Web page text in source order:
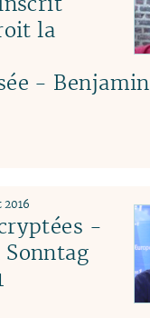
la
- Benjamin
-
2016